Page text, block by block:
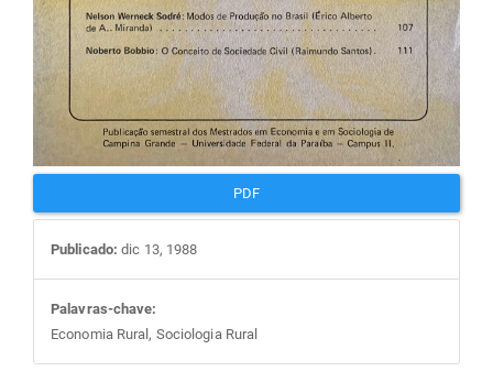
PDF
Publicado: dic 13, 1988
Palavras-chave:
Economia Rural, Sociologia Rural